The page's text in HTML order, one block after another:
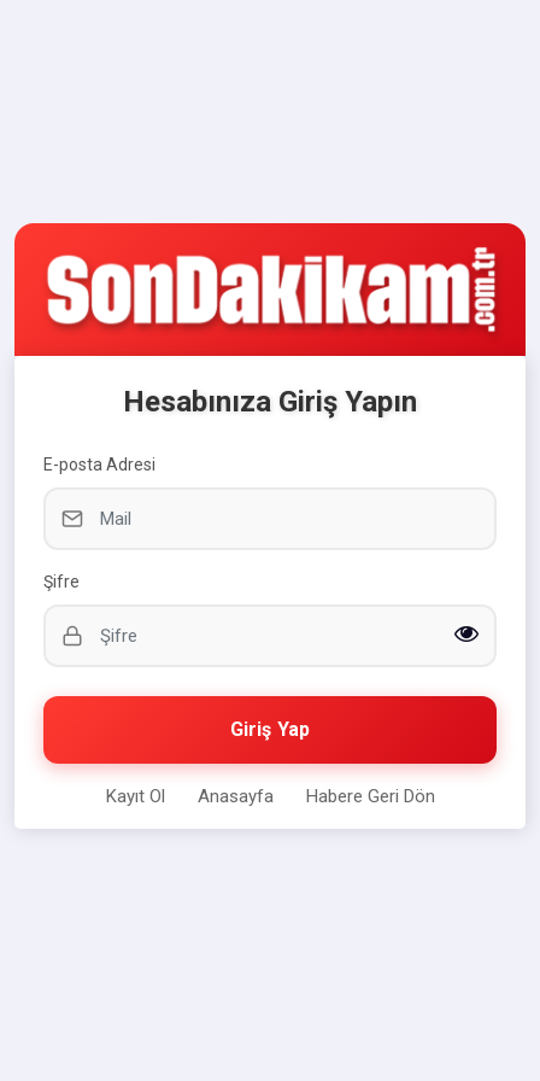
Hesabınıza Giriş Yapın
E-posta Adresi
Şifre
Giriş Yap
Kayıt Ol Anasayfa Habere Geri Dön